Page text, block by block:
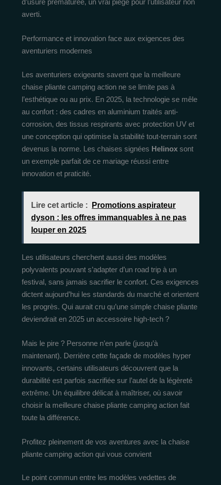
d’usure prématurée, un vrai piège pour l’utilisateur non
averti.
Performance et innovation face aux exigences des
aventuriers modernes
Les aventuriers exigeants savent que la meilleure
chaise pliante camping action ne se limite pas à
l’esthétique ou au prix. En 2025, la technologie se mêle
au confort : des cadres en aluminium traités anti-
corrosion, des tissus respirants avec protection UV et
une conception qui optimise la stabilité tout-terrain sont
devenus la norme. Les chaises signées Helinox sont
un exemple parfait de ce mariage réussi entre
innovation et praticité.
Lire cet article :
Promotions aspirateur
dyson : les offres immanquables à ne pas
louper en 2025
Les utilisateurs cherchent aussi des modèles
polyvalents pouvant s’adapter d’un road trip à un
festival, sans jamais sacrifier le confort. Ces exigences
dictent aujourd’hui les standards du marché et orientent
les progrès. Qui aurait cru qu’une simple chaise pliante
deviendrait en 2025 un accessoire high-tech ?
Mais le pire ? Personne n’en parle (jusqu’à
maintenant). Derrière cette façade de modèles hyper
innovants, certains utilisateurs découvrent que la
durabilité est parfois sacrifiée sur l’autel de la légèreté
extrême. Un équilibre délicat à maîtriser, où savoir
choisir la meilleure chaise pliante camping action fait
toute la différence.
Profitez pleinement de vos aventures avec la chaise
pliante camping action qui vous convient
Le point commun entre les modèles vedettes de